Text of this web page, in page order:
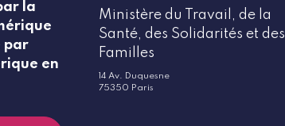
la
par
en
Ministère du Travail, de la
Santé, des Solidarités et des
Familles
14 Av. Duquesne
75350 Paris